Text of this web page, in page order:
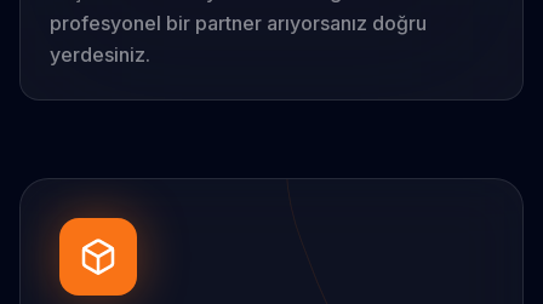
profesyonel bir partner arıyorsanız doğru
yerdesiniz.